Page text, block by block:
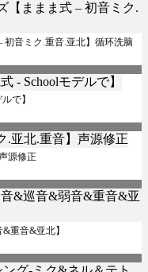
初音ミク.重音.亚北】循环洗脑
で】
源修正
重音&亚北】